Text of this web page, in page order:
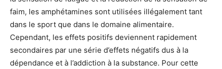
faim, les amphétamines sont utilisées illégalement tant
dans le sport que dans le domaine alimentaire.
Cependant, les effets positifs deviennent rapidement
secondaires par une série d’effets négatifs dus à la
dépendance et à l’addiction à la substance. Pour cette